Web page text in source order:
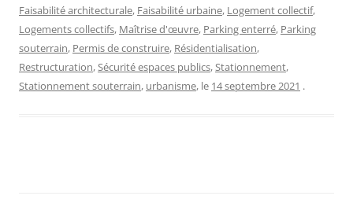
Faisabilité architecturale, Faisabilité urbaine, Logement collectif,
Logements collectifs, Maîtrise d'œuvre, Parking enterré, Parking
souterrain, Permis de construire, Résidentialisation,
Restructuration,Sécurité espaces publics,Stationnement,
Stationnement souterrain, urbanisme, le 14 septembre 2021 .